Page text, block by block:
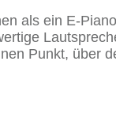
als ein E-
Punkt, über